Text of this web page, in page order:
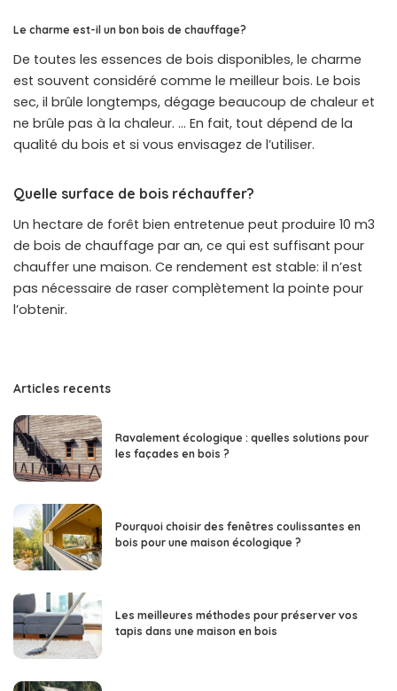
Le charme est-il un bon bois de chauffage?
De toutes les essences de bois disponibles, le charme
est souvent considéré comme le meilleur bois. Le bois
sec, il brûle longtemps, dégage beaucoup de chaleur et
ne brûle pas à la chaleur. … En fait, tout dépend de la
qualité du bois et si vous envisagez de l’utiliser.
Quelle surface de bois réchauffer?
Un hectare de forêt bien entretenue peut produire 10 m3
de bois de chauffage par an, ce qui est suffisant pour
chauffer une maison. Ce rendement est stable: il n’est
pas nécessaire de raser complètement la pointe pour
l’obtenir.
Articles recents
Ravalement écologique : quelles solutions pour
les façades en bois ?
Pourquoi choisir des fenêtres coulissantes en
bois pour une maison écologique ?
Les meilleures méthodes pour préserver vos
tapis dans une maison en bois